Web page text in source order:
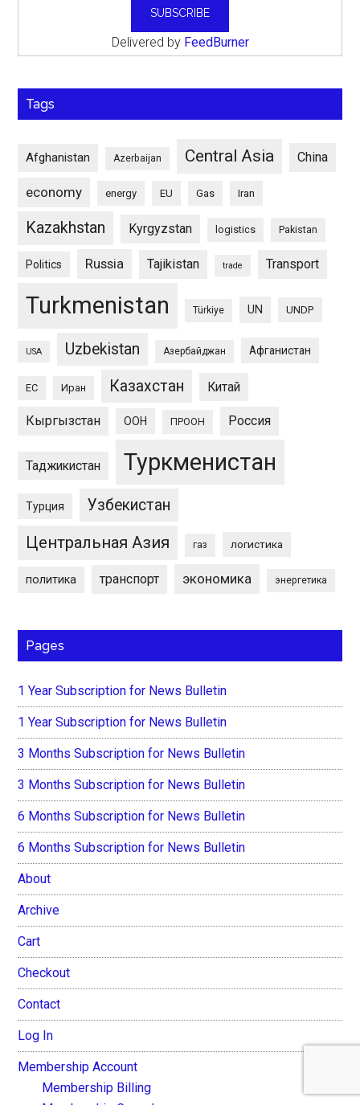
Delivered by FeedBurner
Tags
Afghanistan Azerbaijan Central Asia China
economy energy EU Gas Iran
Kazakhstan Kyrgyzstan logistics Pakistan
Politics Russia Tajikistan trade Transport
Turkmenistan Türkiye UN UNDP
USA Uzbekistan Азербайджан Афганистан
ЕС Иран Казахстан Китай
Кыргызстан ООН ПРООН Россия
Таджикистан Туркменистан
Турция Узбекистан
Центральная Азия газ логистика
политика транспорт экономика энергетика
Pages
1 Year Subscription for News Bulletin
1 Year Subscription for News Bulletin
3 Months Subscription for News Bulletin
3 Months Subscription for News Bulletin
6 Months Subscription for News Bulletin
6 Months Subscription for News Bulletin
About
Archive
Cart
Checkout
Contact
Log In
Membership Account
Membership Billing